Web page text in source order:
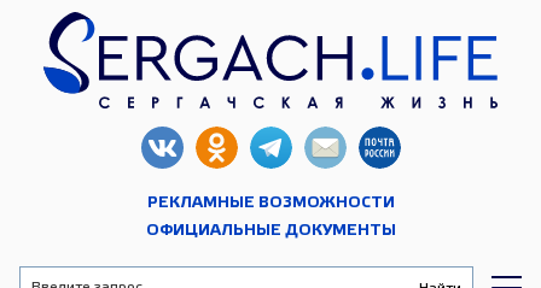
РЕКЛАМНЫЕ ВОЗМОЖНОСТИ
ОФИЦИАЛЬНЫЕ ДОКУМЕНТЫ